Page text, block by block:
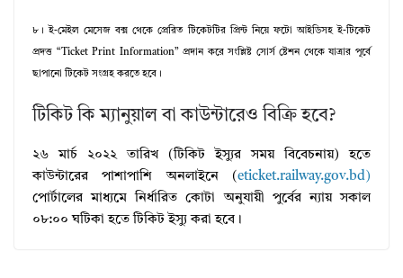
৮।ই-মেইল মেসেজ বক্স থেকে প্রেরিত টিকেটটির প্রিন্ট নিয়ে ফটো আইডিসহ ই-টিকেট
প্রদত্ত “Ticket Print Information” প্রদান করে সংশ্লিষ্ট সোর্স ষ্টেশন থেকে যাত্রার পূর্বে
ছাপানো টিকেট সংগ্রহ করতে হবে।
টিকিট কি ম্যানুয়াল বা কাউন্টারেও বিক্রি হবে?
২৬ মার্চ ২০২২ তারিখ (টিকিট ইস্যুর সময় বিবেচনায়) হতে
কাউন্টারের পাশাপাশি অনলাইনে ( eticket.railway.gov.bd)
পাের্টালের মাধ্যমে নির্ধারিত কোটা অনুযায়ী পুর্বের ন্যায় সকাল
০৮:০০ ঘটিকা হতে টিকিট ইস্যু করা হবে।